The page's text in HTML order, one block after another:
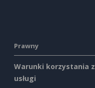
Prawny
Warunki korzystania z
usługi